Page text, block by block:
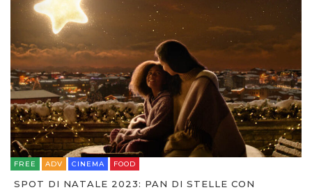
FREE ADV CINEMA FOOD
SPOT DI NATALE 2023: PAN DI STELLE CON